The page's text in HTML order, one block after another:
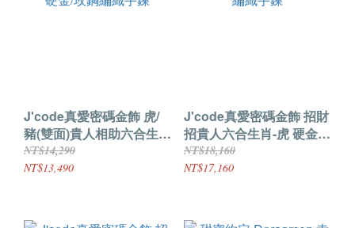
J'code真愛密碼金飾 虎/
豬(雙面)貴人相助六合生肖
硬金/玫鋼編織手鍊
NT$14,290
NT$13,490
J'code真愛密碼金飾 招財
招貴人六合生肖-虎 硬金編
織手鍊
NT$18,160
NT$17,160